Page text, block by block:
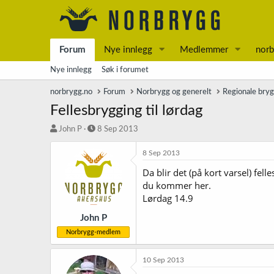
Forum Nye innlegg Medlemmer
Nye innlegg Søk i forumet
norbrygg.no Forum Norbrygg og generelt Regionale
Fellesbrygging til lørdag
T
e
r
John P
S
r
d
a
t
o
8 Sep 2013
John P
Norbrygg-medlem
8 Sep 2013
Da blir det (på kort varsel)
du kommer her.
Lørdag 14.9
10 Sep 2013